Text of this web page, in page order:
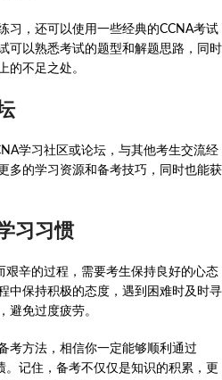
习，还可以使用一些经典的CCNA考试
可以熟悉考试的题型和解题思路，同时
的不足之处。
学习社区或论坛，与其他考生交流经
多的学习资源和备考技巧，同时也能获
习习惯
艰辛的过程，需要考生保持良好的心态
中保持积极的态度，遇到困难时及时寻
避免过度疲劳。
考方法，相信你一定能够顺利通过
。记住，备考不仅仅是知识的积累，更